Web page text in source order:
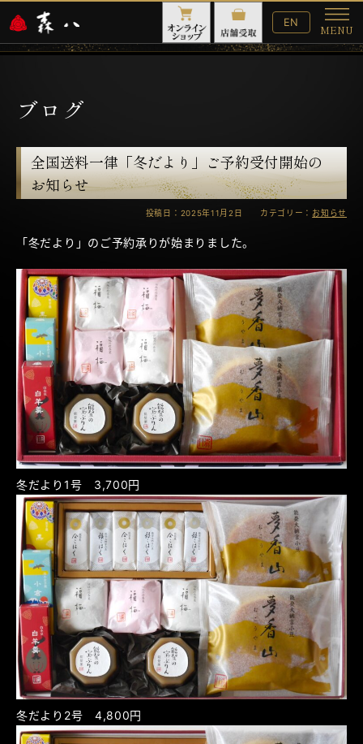
English
Website
EN
MENU
メ
ニ
ブログ
全国送料一律「冬だより」ご予約受付開始の
お知らせ
投稿日：2025年11月2日 カテゴリー： お知らせ
「冬だより」のご予約承りが始まりました。
冬だより1号 3,700円
冬だより2号 4,800円